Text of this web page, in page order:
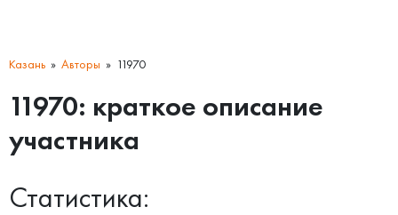
Казань Авторы 11970
11970: краткое описание
участника
Статистика: